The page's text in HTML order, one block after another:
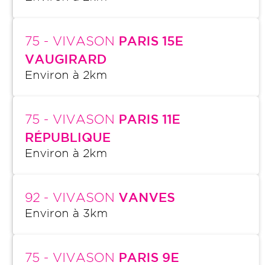
75 - VIVASON
PARIS 15E
VAUGIRARD
Environ à 2km
75 - VIVASON
PARIS 11E
RÉPUBLIQUE
Environ à 2km
92 - VIVASON VANVES
Environ à 3km
75 - VIVASON
PARIS 9E